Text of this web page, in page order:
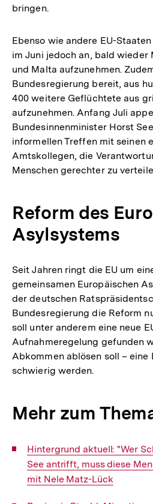
bringen.
Ebenso wie andere EU-
im Juni jedoch an, bald wieder
und Malta aufzunehmen.
Bundesregierung bereit, aus
400 weitere Geflüchtete aus
aufzunehmen. Anfang Juli
Bundesinnenminister Horst
informellen Treffen mit seinen
Amtskollegen, die
Menschen gerechter zu
Reform des
Asylsystems
Seit Jahren ringt die EU um
gemeinsamen Europäischen
der deutschen
Bundesregierung die Reform
soll unter anderem eine neue
Aufnahmeregelung gefunden
Abkommen ablösen soll –
schwierig werden.
Mehr zum
Interner
Link:
Hintergrund aktuell: "Wer
See antrifft, muss diese
mit Nele Matz-Lück